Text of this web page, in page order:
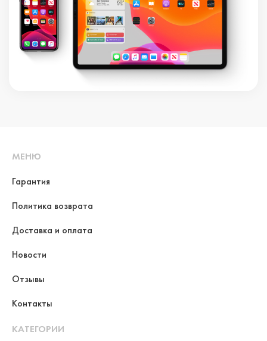
МЕНЮ
Гарантия
Политика возврата
Доставка и оплата
Новости
Отзывы
Контакты
КАТЕГОРИИ